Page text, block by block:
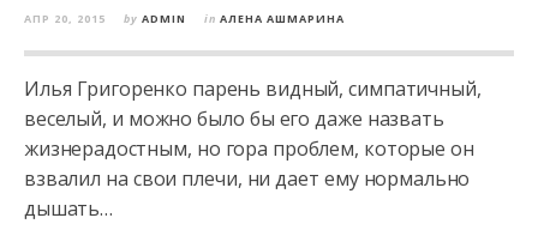
АПР 20, 2015 by ADMIN in АЛЕНА АШМАРИНА
Илья Григоренко парень видный, симпатичный,
веселый, и можно было бы его даже назвать
жизнерадостным, но гора проблем, которые он
взвалил на свои плечи, ни дает ему нормально
дышать…